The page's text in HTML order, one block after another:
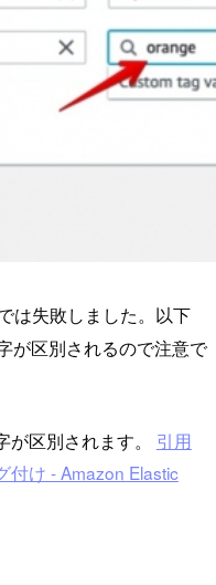
は失敗しました。以下
が区別されるので注意で
区別されます。 引用
付け - Amazon Elastic